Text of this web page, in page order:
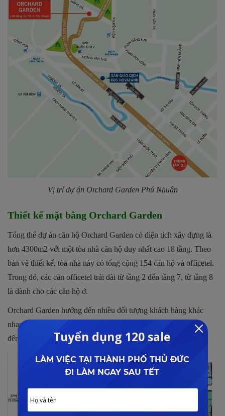
Vị trí dự án Orchard Garden Phú Nhuận
Thiết kế mặt bằng Orchard Garden
Tổng thể dự án căn hộ Orchard Garden có diện tích xây dựng là
hơn 4300m2 với một tòa nhà căn hộ duy nhất cao 18 tầng. Theo
bản vẽ thiết kế, tòa nhà này có tổng cộng 154 căn hộ và officetel.
Trong đó, các căn officetel trải dài từ tầng 2 đến tầng 7, từ tầng 8
là dành cho các căn hộ ở.
Orchard Garden hướng đến nhiều đối tượng khách hàng khác
nhau nên các căn hộ được thiết kế khá đa dạng, dao động từ 1
đến 3 phòng ngủ tuỳ diện tích.